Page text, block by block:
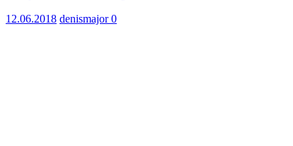
12.06.2018 denismajor0